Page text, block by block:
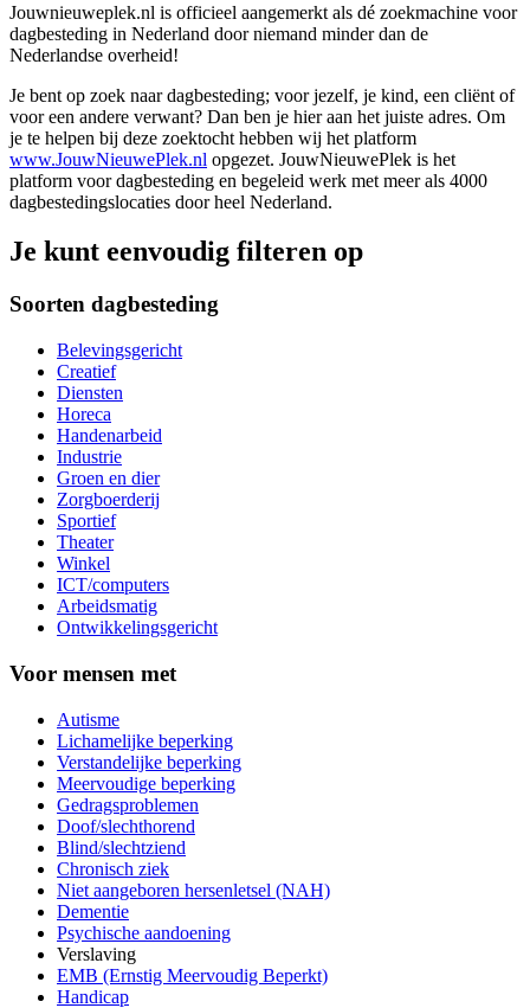
Jouwnieuweplek.nl is officieel aangemerkt als dé zoekmachine voor
dagbesteding in Nederland door niemand minder dan de
Nederlandse overheid!
Je bent op zoek naar dagbesteding; voor jezelf, je kind, een cliënt of
voor een andere verwant? Dan ben je hier aan het juiste adres. Om
je te helpen bij deze zoektocht hebben wij het platform
www.JouwNieuwePlek.nl opgezet. JouwNieuwePlek is het
platform voor dagbesteding en begeleid werk met meer als 4000
dagbestedingslocaties door heel Nederland.
Je kunt eenvoudig filteren op
Soorten dagbesteding
Belevingsgericht
Creatief
Diensten
Horeca
Handenarbeid
Industrie
Groen en dier
Zorgboerderij
Sportief
Theater
Winkel
ICT/computers
Arbeidsmatig
Ontwikkelingsgericht
Voor mensen met
Autisme
Lichamelijke beperking
Verstandelijke beperking
Meervoudige beperking
Gedragsproblemen
Doof/slechthorend
Blind/slechtziend
Chronisch ziek
Niet aangeboren hersenletsel (NAH)
Dementie
Psychische aandoening
Verslaving
EMB (Ernstig Meervoudig Beperkt)
Handicap